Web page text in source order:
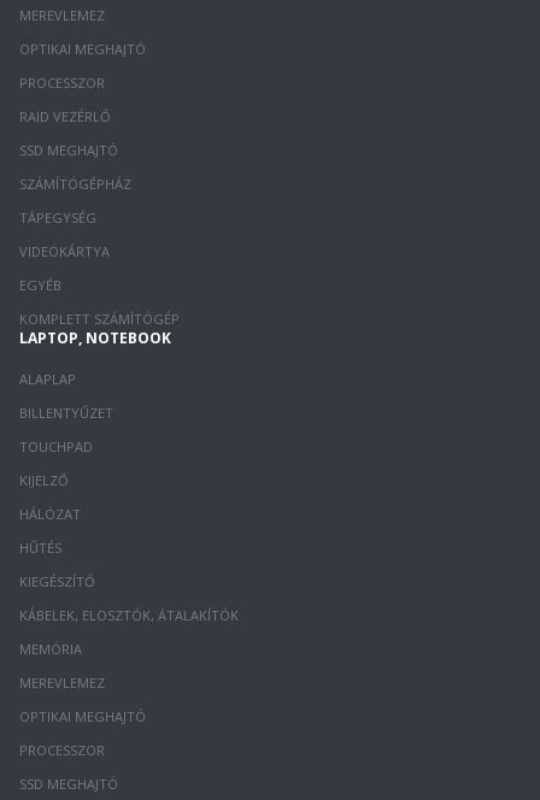
MEREVLEMEZ
OPTIKAI MEGHAJTÓ
PROCESSZOR
RAID VEZÉRLŐ
SSD MEGHAJTÓ
SZÁMÍTÓGÉPHÁZ
TÁPEGYSÉG
VIDEÓKÁRTYA
EGYÉB
KOMPLETT SZÁMÍTÓGÉP
LAPTOP, NOTEBOOK
ALAPLAP
BILLENTYŰZET
TOUCHPAD
KIJELZŐ
HÁLÓZAT
HŰTÉS
KIEGÉSZÍTŐ
KÁBELEK, ELOSZTÓK, ÁTALAKÍTÓK
MEMÓRIA
MEREVLEMEZ
OPTIKAI MEGHAJTÓ
PROCESSZOR
SSD MEGHAJTÓ